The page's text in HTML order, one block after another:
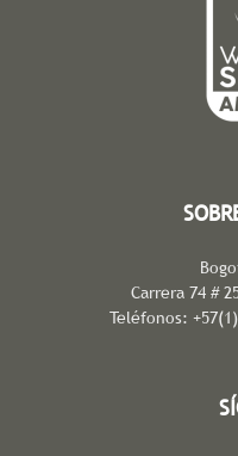
Carrera 74 #
Teléfonos: